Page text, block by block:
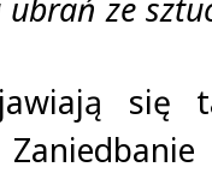
ubrań ze
się